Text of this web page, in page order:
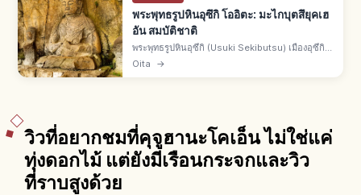
พระพุทธรูปหินอุซึกิ โออิตะ: มะไกบุตสึยุคเฮ
อัน สมบัติชาติ
พระพุทธรูปหินอุซึกิ (Usuki Sekibutsu) เมืองอุซึกิ
จ.โออิตะ กลุ่มพระแกะสลักหน้าผาแบบมะไกบุตสึ
Oita →
วิวที่อยากชมที่คุจูฮานะโคเอ็น ไม่ใช่แค่
ทุ่งดอกไม้ แต่ยังมีเรือนกระจกและวิว
ที่ราบสูงด้วย